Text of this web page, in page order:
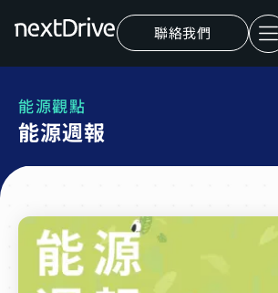
聯絡我們
能源觀點
能源週報